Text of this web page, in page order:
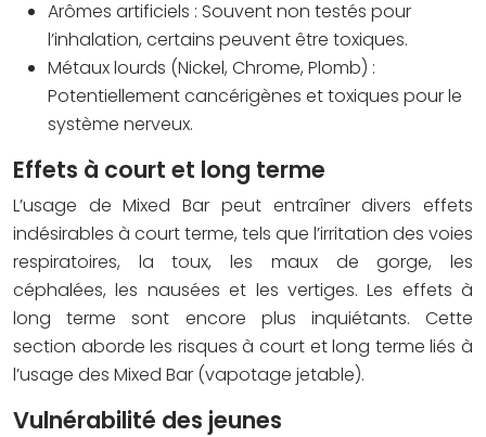
Arômes artificiels : Souvent non testés pour
l’inhalation, certains peuvent être toxiques.
Métaux lourds (Nickel, Chrome, Plomb) :
Potentiellement cancérigènes et toxiques pour le
système nerveux.
Effets à court et long terme
L’usage de Mixed Bar peut entraîner divers effets
indésirables à court terme, tels que l’irritation des voies
respiratoires, la toux, les maux de gorge, les
céphalées, les nausées et les vertiges. Les effets à
long terme sont encore plus inquiétants. Cette
section aborde les risques à court et long terme liés à
l’usage des Mixed Bar (vapotage jetable).
Vulnérabilité des jeunes